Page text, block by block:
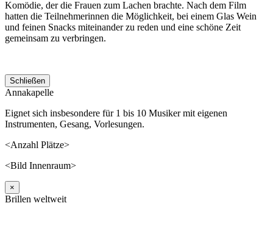
Komödie, der die Frauen zum Lachen brachte. Nach dem Film
hatten die Teilnehmerinnen die Möglichkeit, bei einem Glas Wein
und feinen Snacks miteinander zu reden und eine schöne Zeit
gemeinsam zu verbringen.
Schließen
Annakapelle
Eignet sich insbesondere für 1 bis 10 Musiker mit eigenen
Instrumenten, Gesang, Vorlesungen.
<Anzahl Plätze>
<Bild Innenraum>
×
Brillen weltweit